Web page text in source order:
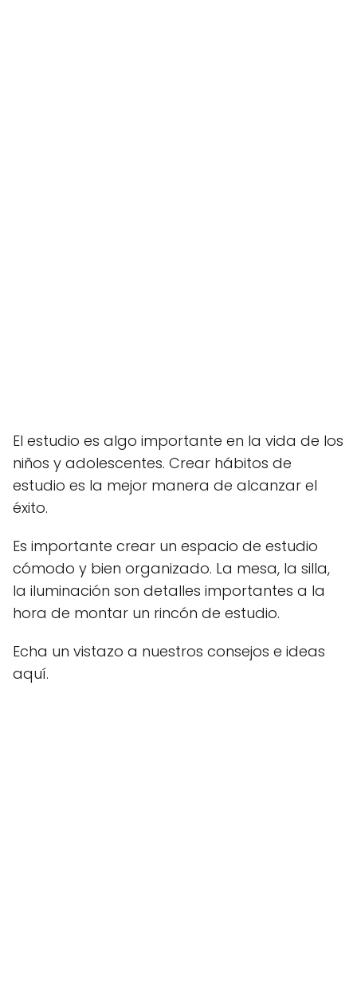
El estudio es algo importante en la vida de los
niños y adolescentes. Crear hábitos de
estudio es la mejor manera de alcanzar el
éxito.
Es importante crear un espacio de estudio
cómodo y bien organizado. La mesa, la silla,
la iluminación son detalles importantes a la
hora de montar un rincón de estudio.
Echa un vistazo a nuestros consejos e ideas
aquí.